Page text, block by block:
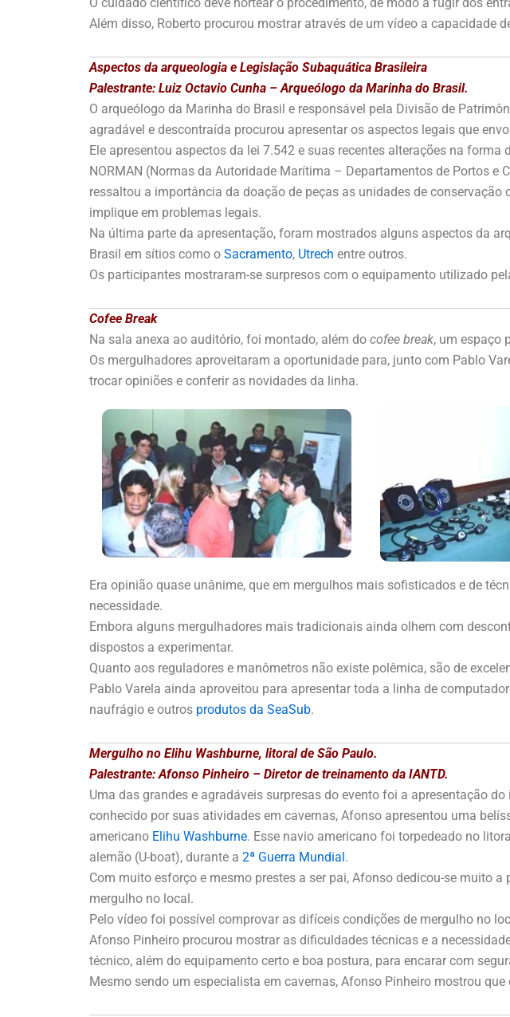
Além disso, Roberto procurou mostrar através de um vídeo a capacidade
Aspectos da arqueologia e Legislação Subaquática Brasileira
Palestrante: Luiz Octavio Cunha – Arqueólogo da Marinha do Brasil.
O arqueólogo da Marinha do Brasil e responsável pela Divisão de
agradável e descontraída procurou apresentar os aspectos legais que
Ele apresentou aspectos da lei 7.542 e suas recentes alterações na
NORMAN (Normas da Autoridade Marítima – Departamentos de Portos
ressaltou a importância da doação de peças as unidades de
implique em problemas legais.
Na última parte da apresentação, foram mostrados alguns aspectos da
Brasil em sítios como o Sacramento, Utrech entre outros.
Os participantes mostraram-se surpresos com o equipamento utilizado
Cofee Break
Na sala anexa ao auditório, foi montado, além do cofee break, um espaço
Os mergulhadores aproveitaram a oportunidade para, junto com Pablo
trocar opiniões e conferir as novidades da linha.
Era opinião quase unânime, que em mergulhos mais sofisticados e de
necessidade.
Embora alguns mergulhadores mais tradicionais ainda olhem com
dispostos a experimentar.
Quanto aos reguladores e manômetros não existe polêmica, são de
Pablo Varela ainda aproveitou para apresentar toda a linha de
naufrágio e outros produtos da SeaSub.
Mergulho no Elihu Washburne, litoral de São Paulo.
Palestrante: Afonso Pinheiro – Diretor de treinamento da IANTD.
Uma das grandes e agradáveis surpresas do evento foi a apresentação
conhecido por suas atividades em cavernas, Afonso apresentou uma
americano Elihu Washburne. Esse navio americano foi torpedeado no
alemão (U-boat), durante a 2ª Guerra Mundial .
Com muito esforço e mesmo prestes a ser pai, Afonso dedicou-se muito a
mergulho no local.
Pelo vídeo foi possível comprovar as difíceis condições de mergulho no
Afonso Pinheiro procurou mostrar as dificuldades técnicas e a
técnico, além do equipamento certo e boa postura, para encarar com
Mesmo sendo um especialista em cavernas, Afonso Pinheiro mostrou